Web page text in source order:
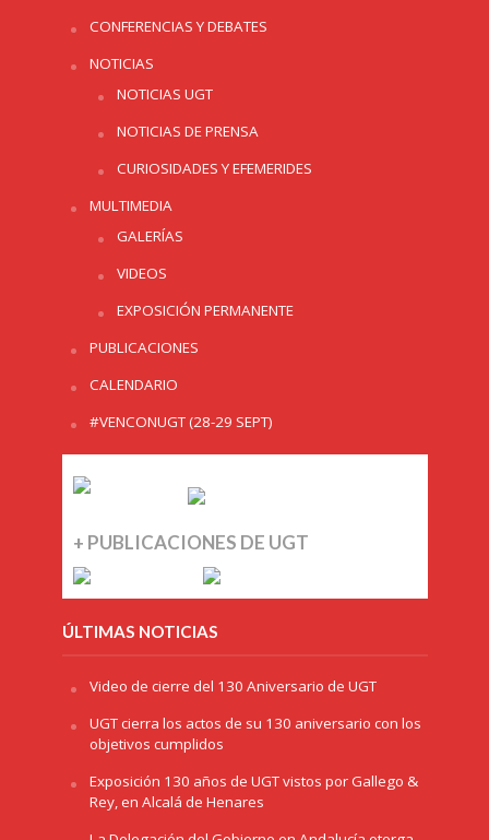
CONFERENCIAS Y DEBATES
NOTICIAS
NOTICIAS UGT
NOTICIAS DE PRENSA
CURIOSIDADES Y EFEMERIDES
MULTIMEDIA
GALERÍAS
VIDEOS
EXPOSICIÓN PERMANENTE
PUBLICACIONES
CALENDARIO
#VENCONUGT (28-29 SEPT)
+ PUBLICACIONES DE UGT
ÚLTIMAS NOTICIAS
Video de cierre del 130 Aniversario de UGT
UGT cierra los actos de su 130 aniversario con los
objetivos cumplidos
Exposición 130 años de UGT vistos por Gallego &
Rey, en Alcalá de Henares